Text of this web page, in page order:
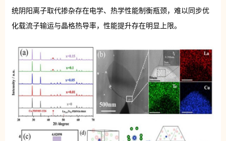
统阴阳离子取代掺杂存在电学、热学性能制衡瓶颈，难以同步优
化载流子输运与晶格热导率，性能提升存在明显上限。